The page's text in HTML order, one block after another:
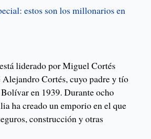
estos son los millonarios en
liderado por Miguel Cortés
Cortés, cuyo padre y tío
en 1939. Durante ocho
ha creado un emporio en el que
construcción y otras